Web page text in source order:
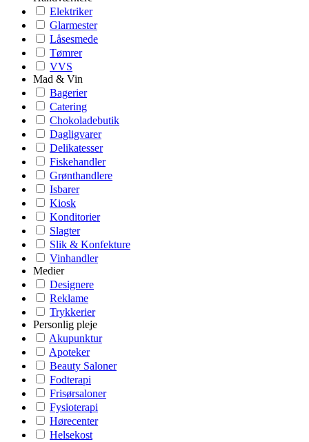
Elektriker
Glarmester
Låsesmede
Tømrer
VVS
Mad & Vin
Bagerier
Catering
Chokoladebutik
Dagligvarer
Delikatesser
Fiskehandler
Grønthandlere
Isbarer
Kiosk
Konditorier
Slagter
Slik & Konfekture
Vinhandler
Medier
Designere
Reklame
Trykkerier
Personlig pleje
Akupunktur
Apoteker
Beauty Saloner
Fodterapi
Frisørsaloner
Fysioterapi
Hørecenter
Helsekost